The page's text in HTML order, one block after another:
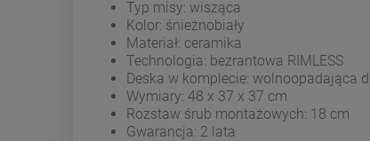
Typ misy: wisząca
Kolor: śnieżnobiały
Materiał: ceramika
Technologia: bezrantowa RIMLESS
Deska w komplecie: wolnoopadająca
Wymiary: 48 x 37 x 37 cm
Rozstaw śrub montażowych: 18 cm
Gwarancja: 2 lata